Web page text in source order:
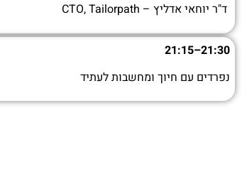
ד"ר יוחאי אדליץ – CTO, Tailorpath
21:30
–
21:15
נפרדים עם חיוך ומחשבות לעתיד